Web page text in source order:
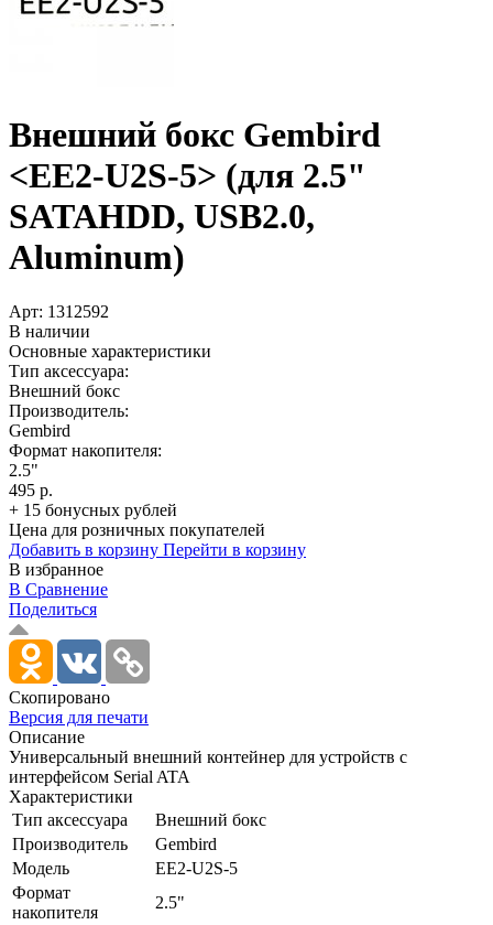
Внешний бокс Gembird
<EE2-U2S-5> (для 2.5"
SATAHDD, USB2.0,
Aluminum)
Арт: 1312592
В наличии
Основные характеристики
Тип аксессуара:
Внешний бокс
Производитель:
Gembird
Формат накопителя:
2.5"
495 р.
+ 15 бонусных рублей
Цена для розничных покупателей
Добавить в корзину Перейти в корзину
В избранное
В Сравнение
Поделиться
Скопировано
Версия для печати
Описание
Универсальный внешний контейнер для устройств с
интерфейсом Serial ATA
Характеристики
Тип аксессуара
Внешний бокс
Производитель
Gembird
Модель
EE2-U2S-5
Формат
накопителя
2.5"